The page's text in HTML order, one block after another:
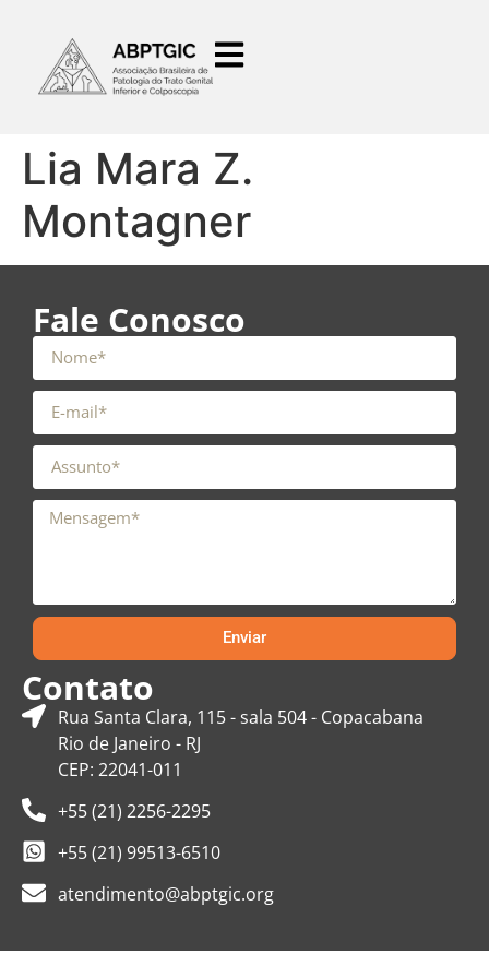
Lia Mara Z.
Montagner
Fale Conosco
Enviar
Contato
Rua Santa Clara, 115 - sala 504 - Copacabana
Rio de Janeiro - RJ
CEP: 22041-011
+55 (21) 2256-2295
+55 (21) 99513-6510
atendimento@abptgic.org